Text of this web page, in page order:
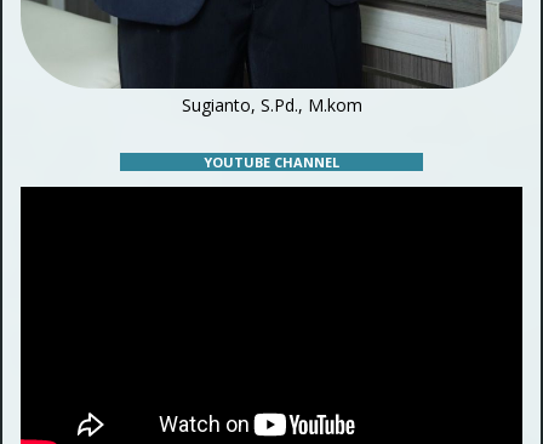
Sugianto, S.Pd., M.kom
YOUTUBE CHANNEL